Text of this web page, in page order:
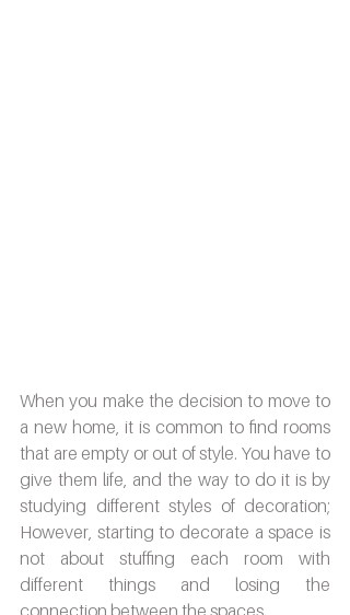
When you make the decision to move to
a new home, it is common to find rooms
that are empty or out of style. You have to
give them life, and the way to do it is by
studying different styles of decoration;
However, starting to decorate a space is
not about stuffing each room with
different things and losing the